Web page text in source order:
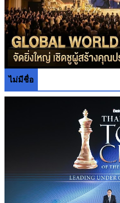
ไม่มีชื่อ